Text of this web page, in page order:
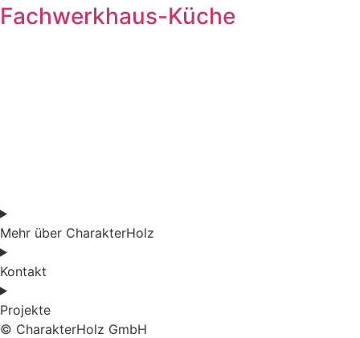
Fachwerkhaus-Küche
Mehr über CharakterHolz
Kontakt
Projekte
© CharakterHolz GmbH